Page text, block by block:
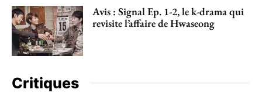
Avis : Signal Ep. 1-2, le k-drama qui
revisite l’affaire de Hwaseong
Critiques